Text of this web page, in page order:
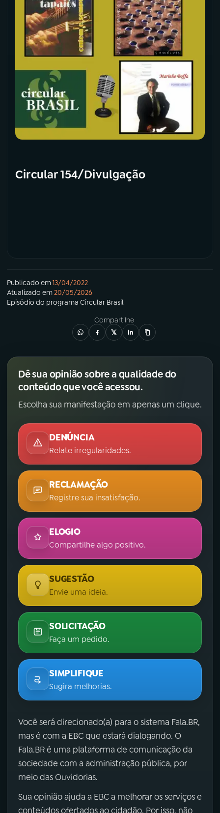
Circular 154/Divulgação
Publicado em13/04/2022
Atualizado em20/05/2026
Episódio do programa Circular Brasil
Compartilhe
Dê sua opinião sobre a qualidade do
conteúdo que você acessou.
Escolha sua manifestação em apenas um clique.
DENÚNCIA
Relate irregularidades.
RECLAMAÇÃO
Registre sua insatisfação.
ELOGIO
Compartilhe algo positivo.
SUGESTÃO
Envie uma ideia.
SOLICITAÇÃO
Faça um pedido.
SIMPLIFIQUE
Sugira melhorias.
Você será direcionado(a) para o sistema Fala.BR,
mas é com a EBC que estará dialogando. O
Fala.BR é uma plataforma de comunicação da
sociedade com a administração pública, por
meio das Ouvidorias.
Sua opinião ajuda a EBC a melhorar os serviços e
conteúdos ofertados ao cidadão. Por isso, não